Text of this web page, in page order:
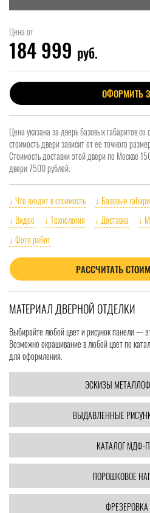
Цена от
184 999 руб.
ОФОРМИТЬ
Цена указана за дверь базовых габаритов
стоимость двери зависит от ее точного
Стоимость доставки этой двери по Москве
двери 7500 рублей.
↓ Что входит в стоимость ↓ Базовые
↓ Видео
↓ Технология ↓ Доставка ↓
↓ Фото работ
РАССЧИТАТЬ
МАТЕРИАЛ ДВЕРНОЙ ОТДЕЛКИ
Выбирайте любой цвет и рисунок панели —
Возможно окрашивание в любой цвет по
для оформления.
ЭСКИЗЫ
ВЫДАВЛЕННЫЕ
КАТАЛОГ МДФ-
ПОРОШКОВОЕ